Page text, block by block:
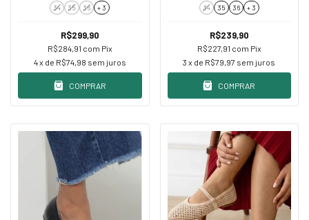
34 35 36 + 3
R$299,90
R$284,91 com Pix
4x de R$74,98 sem juros
COMPRAR
34 35 36 + 3
R$239,90
R$227,91 com Pix
3 x de R$79,97 sem juros
COMPRAR